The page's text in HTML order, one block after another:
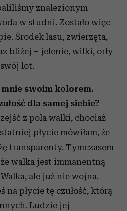
znalezionym
w studni. Zostało więc
Środek lasu, zwierzęta,
bliżej – jelenie, wilki, orły
lot.
mnie swoim kolorem.
dla samej siebie?
z pola walki, chociaż
płycie mówiłam, że
transparenty. Tymczasem
walka jest immanentną
ale już nie wojna.
na płycie tę czułość, którą
Ludzie jej